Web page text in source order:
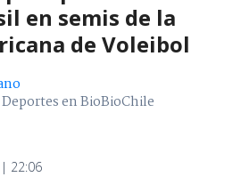
en semis de la
de Voleibol
en BioBioChile
22:06